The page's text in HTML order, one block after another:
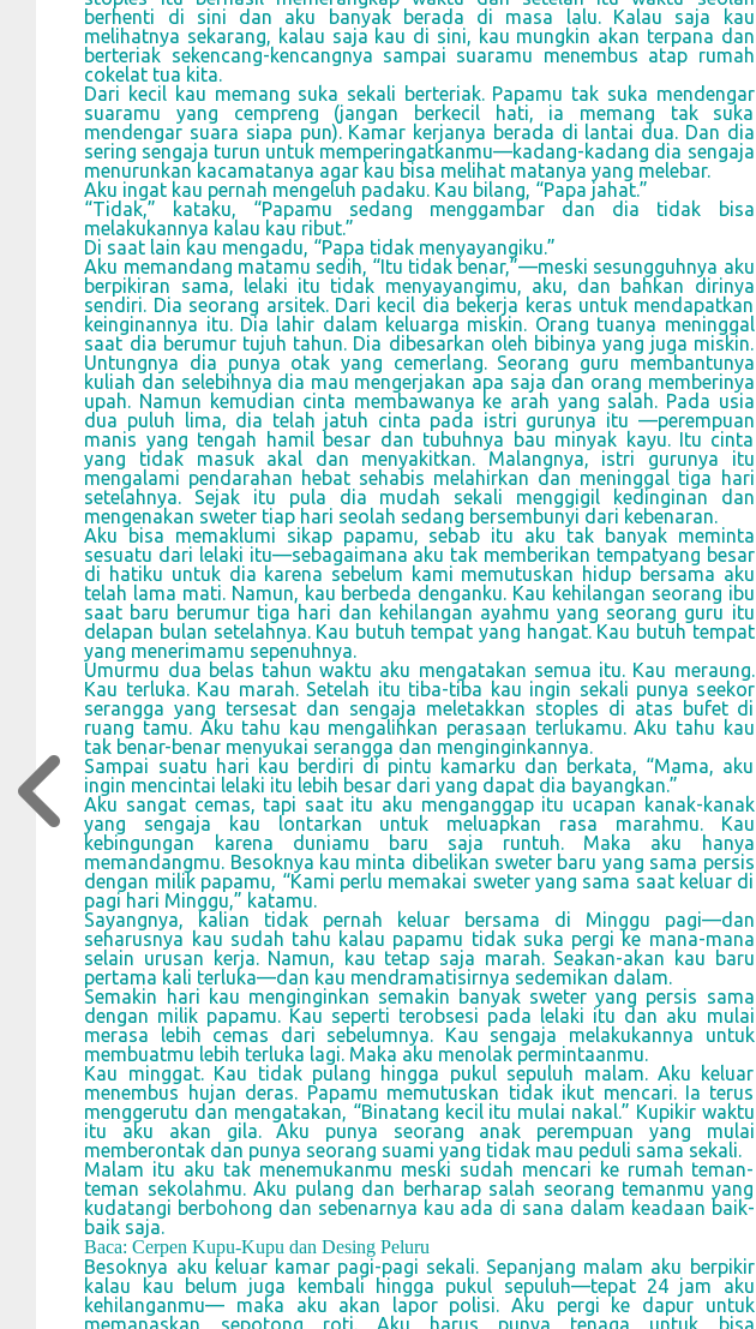
berhenti di sini dan aku banyak berada di masa lalu. Kalau saja kau
melihatnya sekarang, kalau saja kau di sini, kau mungkin akan terpana dan
berteriak sekencang-kencangnya sampai suaramu menembus atap rumah
cokelat tua kita.
Dari kecil kau memang suka sekali berteriak. Papamu tak suka mendengar
suaramu yang cempreng (jangan berkecil hati, ia memang tak suka
mendengar suara siapa pun). Kamar kerjanya berada di lantai dua. Dan dia
sering sengaja turun untuk memperingatkanmu—kadang-kadang dia sengaja
menurunkan kacamatanya agar kau bisa melihat matanya yang melebar.
Aku ingat kau pernah mengeluh padaku. Kau bilang, “Papa jahat.”
“Tidak,” kataku, “Papamu sedang menggambar dan dia tidak bisa
melakukannya kalau kau ribut.”
Di saat lain kau mengadu, “Papa tidak menyayangiku.”
Aku memandang matamu sedih, “Itu tidak benar,”—meski sesungguhnya aku
berpikiran sama, lelaki itu tidak menyayangimu, aku, dan bahkan dirinya
sendiri. Dia seorang arsitek. Dari kecil dia bekerja keras untuk mendapatkan
keinginannya itu. Dia lahir dalam keluarga miskin. Orang tuanya meninggal
saat dia berumur tujuh tahun. Dia dibesarkan oleh bibinya yang juga miskin.
Untungnya dia punya otak yang cemerlang. Seorang guru membantunya
kuliah dan selebihnya dia mau mengerjakan apa saja dan orang memberinya
upah. Namun kemudian cinta membawanya ke arah yang salah. Pada usia
dua puluh lima, dia telah jatuh cinta pada istri gurunya itu —perempuan
manis yang tengah hamil besar dan tubuhnya bau minyak kayu. Itu cinta
yang tidak masuk akal dan menyakitkan. Malangnya, istri gurunya itu
mengalami pendarahan hebat sehabis melahirkan dan meninggal tiga hari
setelahnya. Sejak itu pula dia mudah sekali menggigil kedinginan dan
mengenakan sweter tiap hari seolah sedang bersembunyi dari kebenaran.
Aku bisa memaklumi sikap papamu, sebab itu aku tak banyak meminta
sesuatu dari lelaki itu—sebagaimana aku tak memberikan tempatyang besar
di hatiku untuk dia karena sebelum kami memutuskan hidup bersama aku
telah lama mati. Namun, kau berbeda denganku. Kau kehilangan seorang ibu
saat baru berumur tiga hari dan kehilangan ayahmu yang seorang guru itu
delapan bulan setelahnya. Kau butuh tempat yang hangat. Kau butuh tempat
yang menerimamu sepenuhnya.
Umurmu dua belas tahun waktu aku mengatakan semua itu. Kau meraung.
Kau terluka. Kau marah. Setelah itu tiba-tiba kau ingin sekali punya seekor
serangga yang tersesat dan sengaja meletakkan stoples di atas bufet di
ruang tamu. Aku tahu kau mengalihkan perasaan terlukamu. Aku tahu kau
tak benar-benar menyukai serangga dan menginginkannya.
Sampai suatu hari kau berdiri di pintu kamarku dan berkata, “Mama, aku
ingin mencintai lelaki itu lebih besar dari yang dapat dia bayangkan.”
Aku sangat cemas, tapi saat itu aku menganggap itu ucapan kanak-kanak
yang sengaja kau lontarkan untuk meluapkan rasa marahmu. Kau
kebingungan karena duniamu baru saja runtuh. Maka aku hanya
memandangmu. Besoknya kau minta dibelikan sweter baru yang sama persis
dengan milik papamu, “Kami perlu memakai sweter yang sama saat keluar di
pagi hari Minggu,” katamu.
Sayangnya, kalian tidak pernah keluar bersama di Minggu pagi—dan
seharusnya kau sudah tahu kalau papamu tidak suka pergi ke mana-mana
selain urusan kerja. Namun, kau tetap saja marah. Seakan-akan kau baru
pertama kali terluka—dan kau mendramatisirnya sedemikan dalam.
Semakin hari kau menginginkan semakin banyak sweter yang persis sama
dengan milik papamu. Kau seperti terobsesi pada lelaki itu dan aku mulai
merasa lebih cemas dari sebelumnya. Kau sengaja melakukannya untuk
membuatmu lebih terluka lagi. Maka aku menolak permintaanmu.
Kau minggat. Kau tidak pulang hingga pukul sepuluh malam. Aku keluar
menembus hujan deras. Papamu memutuskan tidak ikut mencari. Ia terus
menggerutu dan mengatakan, “Binatang kecil itu mulai nakal.” Kupikir waktu
itu aku akan gila. Aku punya seorang anak perempuan yang mulai
memberontak dan punya seorang suami yang tidak mau peduli sama sekali.
Malam itu aku tak menemukanmu meski sudah mencari ke rumah teman-
teman sekolahmu. Aku pulang dan berharap salah seorang temanmu yang
kudatangi berbohong dan sebenarnya kau ada di sana dalam keadaan baik-
baik saja.
Baca: Cerpen Kupu-Kupu dan Desing Peluru
Besoknya aku keluar kamar pagi-pagi sekali. Sepanjang malam aku berpikir
kalau kau belum juga kembali hingga pukul sepuluh—tepat 24 jam aku
kehilanganmu— maka aku akan lapor polisi. Aku pergi ke dapur untuk
memanaskan sepotong roti. Aku harus punya tenaga untuk bisa